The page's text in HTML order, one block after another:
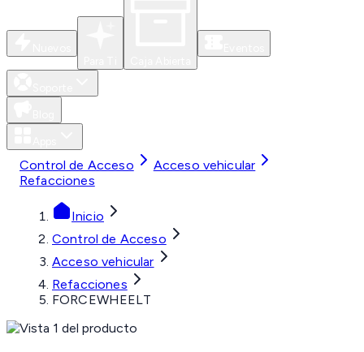
Control de Acceso
Acceso vehicular
Refacciones
Inicio
Control de Acceso
Acceso vehicular
Refacciones
FORCEWHEELT